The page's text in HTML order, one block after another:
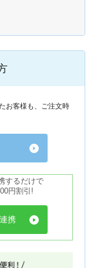
お客様も、ご注文時
するだけで
円割引!
携